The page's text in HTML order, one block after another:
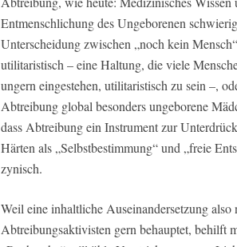
Entmenschlichung des Ungeborenen
Unterscheidung zwischen „noch kein
utilitaristisch – eine Haltung, die viele
ungern eingestehen, utilitaristisch zu sein –,
Abtreibung global besonders ungeborene
dass Abtreibung ein Instrument zur
Härten als „Selbstbestimmung“ und „freie
zynisch.
Weil eine inhaltliche Auseinandersetzung
Abtreibungsaktivisten gern behauptet, behilft